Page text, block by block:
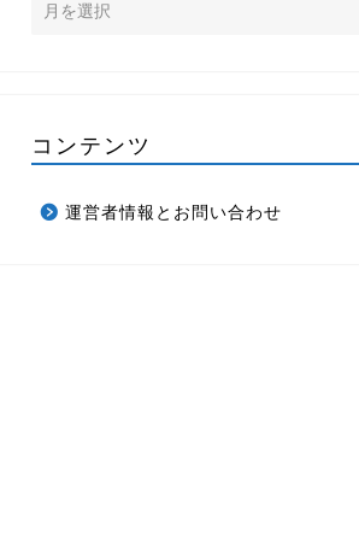
コンテンツ
運営者情報とお問い合わせ